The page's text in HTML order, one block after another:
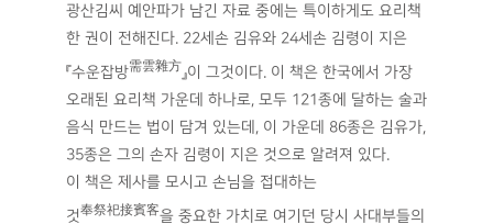
광산김씨 예안파가 남긴 자료 중에는 특이하게도 요리책
한 권이 전해진다. 22세손 김유와 24세손 김령이 지은
『수운잡방需雲雜方』이 그것이다. 이 책은 한국에서 가장
오래된 요리책 가운데 하나로, 모두 121종에 달하는 술과
음식 만드는 법이 담겨 있는데, 이 가운데 86종은 김유가,
35종은 그의 손자 김령이 지은 것으로 알려져 있다.
이 책은 제사를 모시고 손님을 접대하는
것奉祭祀接賓客을 중요한 가치로 여기던 당시 사대부들의